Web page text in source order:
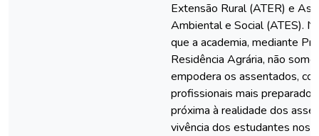
Extensão Rural (ATER) e
Ambiental e Social (ATES).
que a academia, mediante
Residência Agrária, não
empodera os assentados,
profissionais mais
próxima à realidade dos
vivência dos estudantes nos